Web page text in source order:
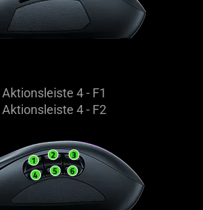
Aktionsleiste 4 - F1
Aktionsleiste 4 - F2